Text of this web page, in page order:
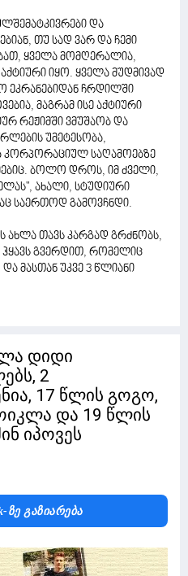
და
თუ სად ვარ და ჩემი
ყველა მომღერალია,
იყო. ყველა მუდმივად
ეკრანებიდან ჩრდილში
მაგრამ ისე აქტიური
რეჟიმში ვმუშაობ და
უმეტესობა,
კორპორაციულ საღამოებზე
ბოლო დროს, იმ ძველი,
ახალი, სტუდიური
საერთოდ გამოვჩნდი.
თავს კარგად გრძნობს,
ჰყავს გვერდით, რომელიც
მასთან უკვე 3 წლიანი
დიდი
2
17 წლის გოგო,
და 19 წლის
იპოვეს
Ზე Გაზიარება